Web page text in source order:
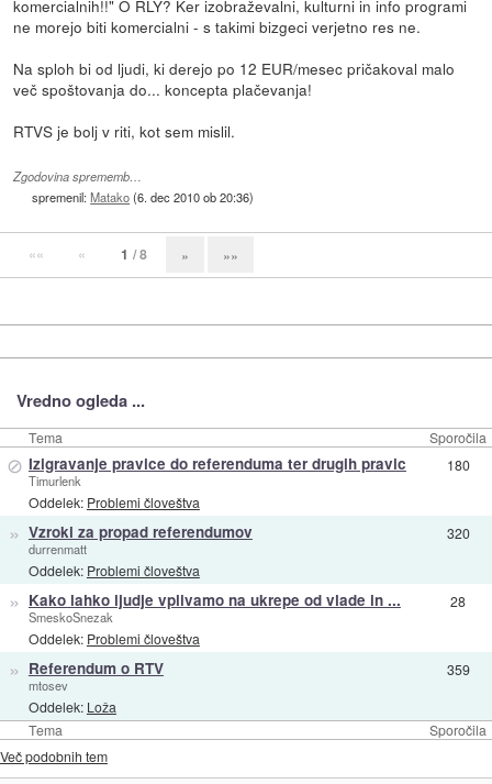
komercialnih!!" O RLY? Ker izobraževalni, kulturni in info programi
ne morejo biti komercialni - s takimi bizgeci verjetno res ne.
Na sploh bi od ljudi, ki derejo po 12 EUR/mesec pričakoval malo
več spoštovanja do... koncepta plačevanja!
RTVS je bolj v riti, kot sem mislil.
Zgodovina sprememb…
spremenil:Matako(6. dec 2010 ob 20:36)
«« « 1 / 8 » »»
Vredno ogleda ...
Tema Sporočila
Tema Sporočila
⊘ Izigravanje pravice do referenduma ter drugih pravic
Timurlenk
Oddelek: Problemi človeštva
180
» Vzroki za propad referendumov
durrenmatt
Oddelek: Problemi človeštva
320
» Kako lahko ljudje vplivamo na ukrepe od vlade in ...
SmeskoSnezak
Oddelek: Problemi človeštva
28
» Referendum o RTV
mtosev
Oddelek: Loža
359
Več podobnih tem